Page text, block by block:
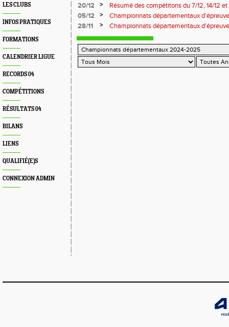
LES CLUBS
INFOS PRATIQUES
FORMATIONS
CALENDRIER LIGUE
RECORDS 04
COMPÉTITIONS
RÉSULTATS 04
BILANS
LIENS
QUALIFIÉ(E)S
CONNEXION ADMIN
20/12
>
Résumé des compétitons du 7/12, 14/12 et
05/12
>
Championnats départementaux
Miramas
28/11 >
Championnats départementaux